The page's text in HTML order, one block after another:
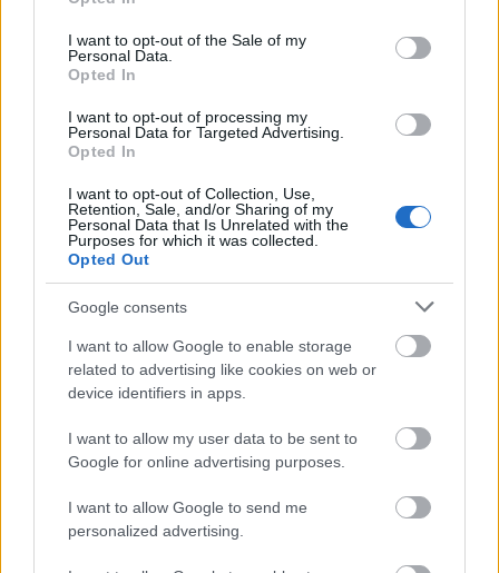
use your data for below specified purposes in below Google
consent section.
I want to opt-out of the Sale of my
Personal Data.
Opted In
I want to opt-out of processing my
Personal Data for Targeted Advertising.
Opted In
I want to opt-out of Collection, Use,
Retention, Sale, and/or Sharing of my
Personal Data that Is Unrelated with the
Purposes for which it was collected.
Opted Out
Google consents
I want to allow Google to enable storage
related to advertising like cookies on web or
device identifiers in apps.
I want to allow my user data to be sent to
Google for online advertising purposes.
I want to allow Google to send me
personalized advertising.
Comunio, pero no tanto como en la 25/26. Su precio actual
en el juego es de 4 millones.
Recomendable: 3,5/5
diferencial en Comunio?
El Barcelona ha reforzado su
ataque con el fichaje de Anthony
Javi Galán (Defensa, 760.000)
Javi Galán (31 años) regresa al Celta, donde ya militó entre